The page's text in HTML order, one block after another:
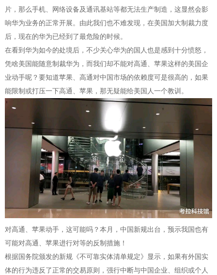
片，那么手机、网络设备及通讯基站等都无法生产制造，这显然会影
响华为业务的正常开展。由此我们也不难发现，在美国加大制裁力度
后，现在的华为已经到了最危险的时候。
在看到华为如今的处境后，不少关心华为的国人也是感到十分愤怒，
凭啥美国能随意制裁华为，而我们却不能对高通、苹果这样的美国企
业动手呢？要知道苹果、高通对中国市场的依赖度可是很高的，如果
能限制或打压一下高通、苹果，那无疑能给美国人一个教训。
对高通、苹果动手，这可能吗？本月，中国新规出台，预示我国也有
可能对高通、苹果进行对等的反制措施！
根据国务院颁发的新规《不可靠实体清单规定》显示，如果有外国实
体的行为违反了正常的交易原则，强行中断与中国企业、组织或个人